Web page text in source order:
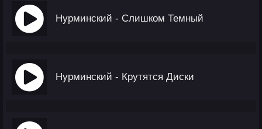
Нурминский - Слишком Темный
Нурминский - Крутятся Диски